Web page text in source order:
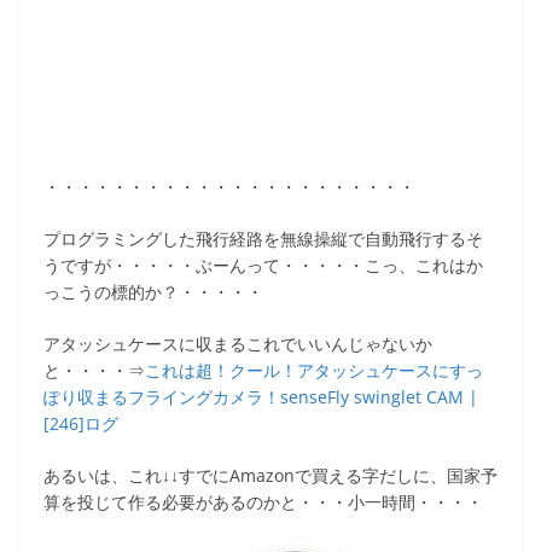
・・・・・・・・・・・・・・・・・・・・・・
プログラミングした飛行経路を無線操縦で自動飛行するそ
うですが・・・・・ぶーんって・・・・・こっ、これはか
っこうの標的か？・・・・・
アタッシュケースに収まるこれでいいんじゃないか
と・・・・⇒これは超！クール！アタッシュケースにすっ
ぽり収まるフライングカメラ！senseFly swinglet CAM |
[246]ログ
あるいは、これ↓↓すでにAmazonで買える字だしに、国家予
算を投じて作る必要があるのかと・・・小一時間・・・・